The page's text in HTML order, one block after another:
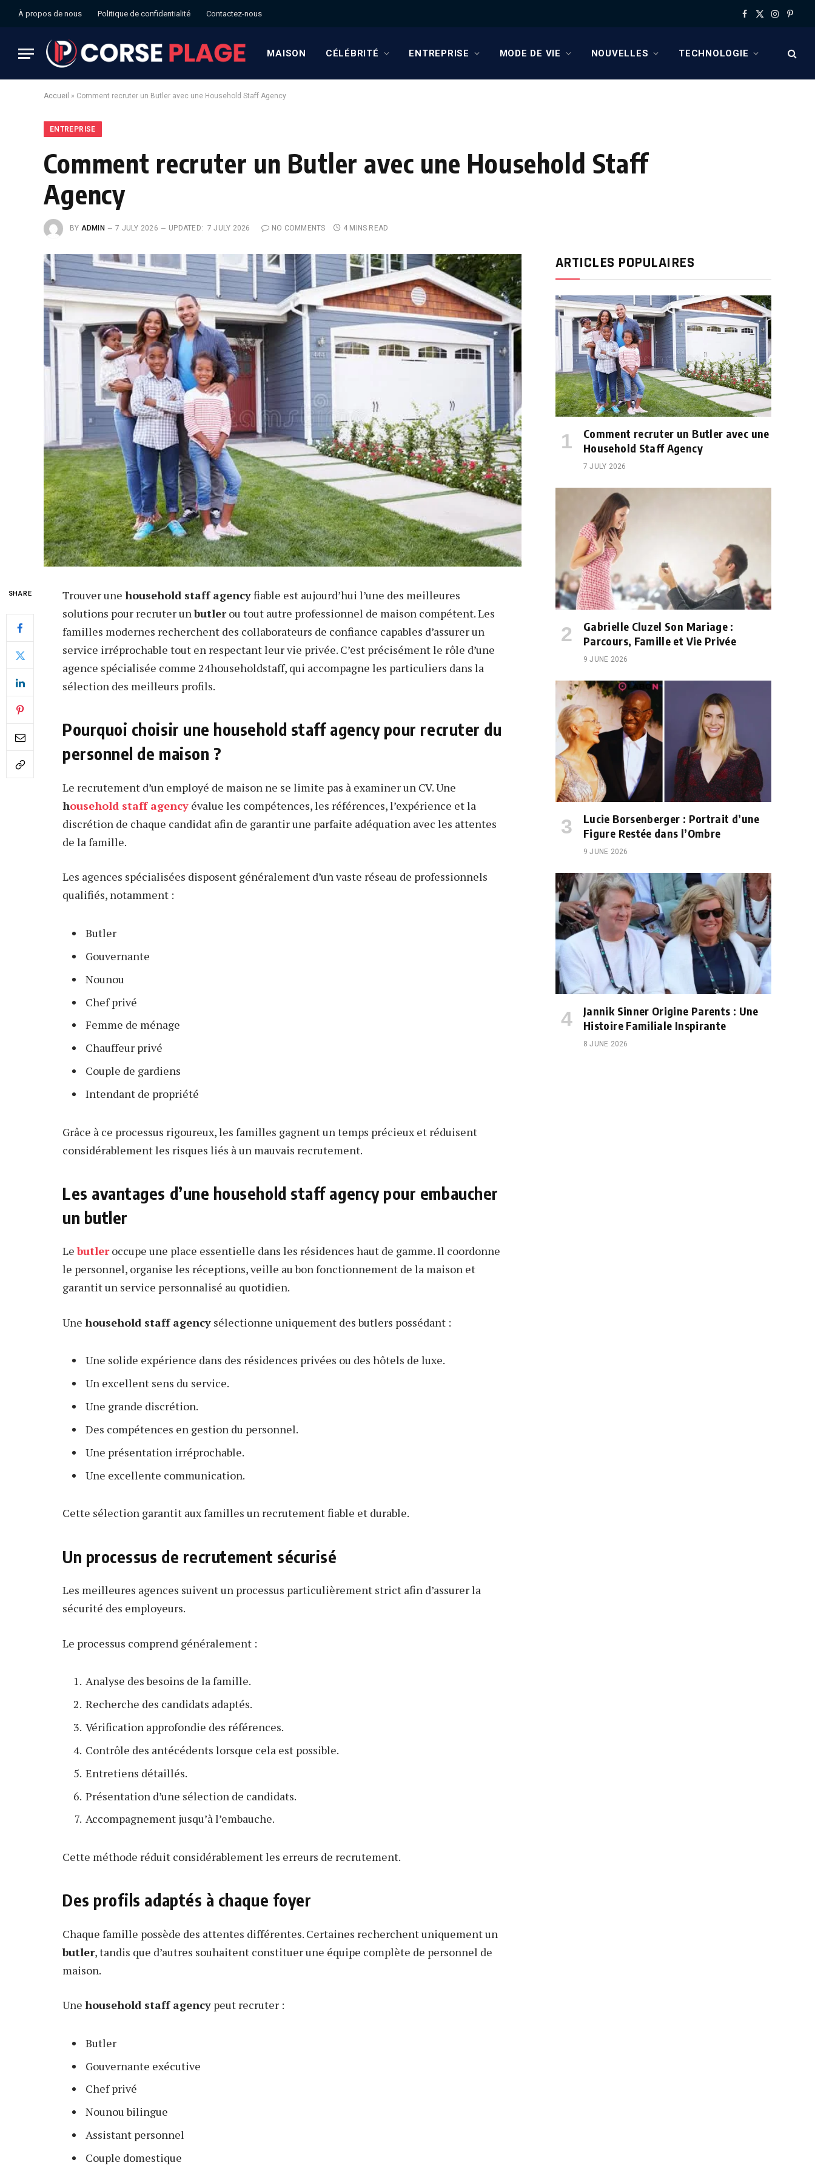
À propos de nous Politique de confidentialité Contactez-nous Facebook
X
Instagram
MAISON CÉLÉBRITÉ ENTREPRISE MODE DE VIE NOUVELLES TECHNOLOGIE
Accueil » Comment recruter un Butler avec une Household Staff Agency
ENTREPRISE
Comment recruter un Butler avec une Household Staff
Agency
BY ADMIN 7 JULY 2026 UPDATED: 7 JULY 2026 NO COMMENTS 4 MINS READ
SHARE Trouver une household staff agencyfiable est aujourd’hui l’une des meilleures
solutions pour recruter unbutlerou tout autre professionnel de maison compétent. Les
familles modernes recherchent des collaborateurs de confiance capables d’assurer un
service irréprochable tout en respectant leur vie privée. C’est précisément le rôle d’une
agence spécialisée comme 24householdstaff, qui accompagne les particuliers dans la
sélection des meilleurs profils.
Pourquoi choisir une household staff agency pour recruter du
personnel de maison ?
Le recrutement d’un employé de maison ne se limite pas à examiner un CV. Une
household staff agency évalue les compétences, les références, l’expérience et la
discrétion de chaque candidat afin de garantir une parfaite adéquation avec les attentes
de la famille.
Les agences spécialisées disposent généralement d’un vaste réseau de professionnels
qualifiés, notamment :
Butler
Gouvernante
Nounou
Chef privé
Femme de ménage
Chauffeur privé
Couple de gardiens
Intendant de propriété
Grâce à ce processus rigoureux, les familles gagnent un temps précieux et réduisent
considérablement les risques liés à un mauvais recrutement.
Les avantages d’une household staff agency pour embaucher
un butler
Lebutleroccupe une place essentielle dans les résidences haut de gamme. Il coordonne
le personnel, organise les réceptions, veille au bon fonctionnement de la maison et
garantit un service personnalisé au quotidien.
Une household staff agency sélectionne uniquement des butlers possédant :
Une solide expérience dans des résidences privées ou des hôtels de luxe.
Un excellent sens du service.
Une grande discrétion.
Des compétences en gestion du personnel.
Une présentation irréprochable.
Une excellente communication.
Cette sélection garantit aux familles un recrutement fiable et durable.
Un processus de recrutement sécurisé
Les meilleures agences suivent un processus particulièrement strict afin d’assurer la
sécurité des employeurs.
Le processus comprend généralement :
Analyse des besoins de la famille.
Recherche des candidats adaptés.
Vérification approfondie des références.
Contrôle des antécédents lorsque cela est possible.
Entretiens détaillés.
Présentation d’une sélection de candidats.
Accompagnement jusqu’à l’embauche.
Cette méthode réduit considérablement les erreurs de recrutement.
Des profils adaptés à chaque foyer
Chaque famille possède des attentes différentes. Certaines recherchent uniquement un
butler, tandis que d’autres souhaitent constituer une équipe complète de personnel de
maison.
Une household staff agency peut recruter :
Butler
Gouvernante exécutive
Chef privé
Nounou bilingue
Assistant personnel
Couple domestique
ARTICLES POPULAIRES
Comment recruter un Butler avec une
Household Staff Agency
7 JULY 2026
Gabrielle Cluzel Son Mariage :
Parcours, Famille et Vie Privée
9 JUNE 2026
Lucie Borsenberger : Portrait d’une
Figure Restée dans l’Ombre
9 JUNE 2026
Jannik Sinner Origine Parents : Une
Histoire Familiale Inspirante
8 JUNE 2026